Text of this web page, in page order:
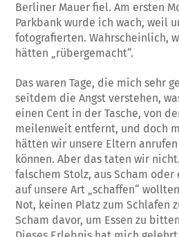
Berliner Mauer fiel. Am ersten
Parkbank wurde ich wach, weil
fotografierten. Wahrscheinlich,
hätten „rübergemacht“.
Das waren Tage, die mich sehr
seitdem die Angst verstehen,
einen Cent in der Ta­sche, von
meilenweit entfer­nt, und doch
hätten wir unsere Eltern
können. Aber das taten wir
falschem Stolz, aus Scham
auf unsere Art „schaffen“
Not, keinen Platz zum Schlafen
Scham davor, um Essen zu